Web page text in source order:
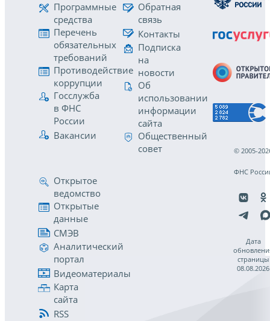
Программные
средства
Перечень
обязательных
требований
Противодействие
коррупции
Госслужба
в ФНС
России
Вакансии
Обратная
связь
Контакты
Подписка
на
новости
Об
использовании
информации
сайта
Общественный
совет
Открытое
ведомство
Открытые
данные
СМЭВ
Аналитический
портал
Видеоматериалы
Карта
сайта
RSS
© 2005-
ФНС
Дата
страницы
08.08.2026